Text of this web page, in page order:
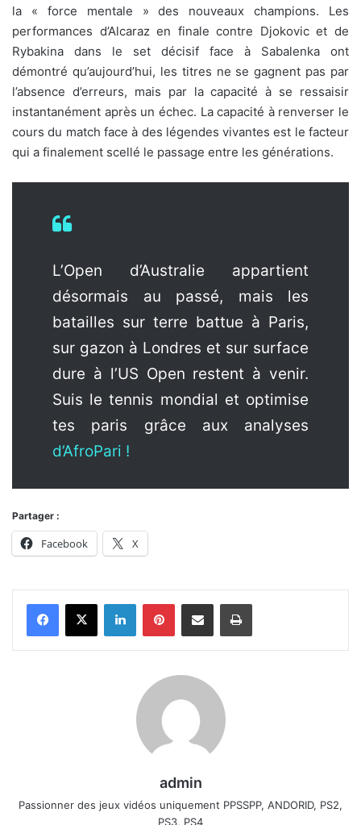
la « force mentale » des nouveaux champions. Les
performances d’Alcaraz en finale contre Djokovic et de
Rybakina dans le set décisif face à Sabalenka ont
démontré qu’aujourd’hui, les titres ne se gagnent pas par
l’absence d’erreurs, mais par la capacité à se ressaisir
instantanément après un échec. La capacité à renverser le
cours du match face à des légendes vivantes est le facteur
qui a finalement scellé le passage entre les générations.
L’Open d’Australie appartient
désormais au passé, mais les
batailles sur terre battue à Paris,
sur gazon à Londres et sur surface
dure à l’US Open restent à venir.
Suis le tennis mondial et optimise
tes paris grâce aux analyses
d’AfroPari !
Partager :
Facebook X
LinkedinPinterestPartager par email Imprimer
admin
Passionner des jeux vidéos uniquement PPSSPP, ANDORID, PS2,
PS3, PS4